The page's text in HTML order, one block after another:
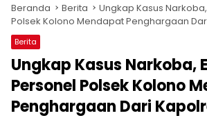
Beranda Berita
Ungkap Kasus
Polsek Kolono Mendapat Penghargaan
Berita
Ungkap Kasus Narkoba,
Personel Polsek Kolono
Penghargaan Dari